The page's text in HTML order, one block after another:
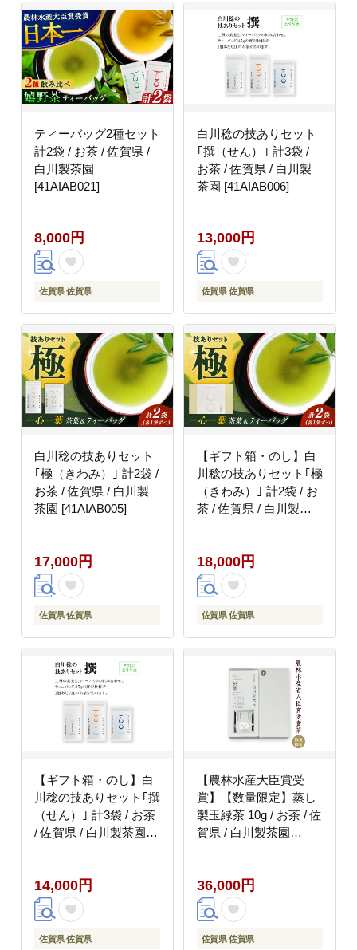
ティーバッグ2種セット
計2袋 / お茶 / 佐賀県 /
白川製茶園
[41AIAB021]
8,000円
佐賀県 佐賀県
白川稔の技ありセット
｢撰（せん）｣ 計3袋 /
お茶 / 佐賀県 / 白川製
茶園 [41AIAB006]
13,000円
佐賀県 佐賀県
白川稔の技ありセット
｢極（きわみ）｣ 計2袋 /
お茶 / 佐賀県 / 白川製
茶園 [41AIAB005]
17,000円
佐賀県 佐賀県
【ギフト箱・のし】白
川稔の技ありセット｢極
（きわみ）｣ 計2袋 / お
茶 / 佐賀県 / 白川製茶
18,000円
佐賀県 佐賀県
【ギフト箱・のし】白
川稔の技ありセット｢撰
（せん）｣ 計3袋 / お茶
/ 佐賀県 / 白川製茶園
14,000円
佐賀県 佐賀県
【農林水産大臣賞受
賞】【数量限定】蒸し
製玉緑茶 10g / お茶 / 佐
賀県 / 白川製茶園
36,000円
佐賀県 佐賀県